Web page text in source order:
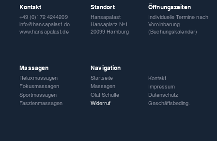
Kontakt
+49 (0)172 4244209
info@hansapalast.de
www.hansapalast.de
Standort
Hansapalast
Hansaplatz Nᵒ1
20099 Hamburg
Öffnungszeiten
Individuelle Termine nach
Vereinbarung.
(Buchungskalender)
Massagen
Relaxmassagen
Fokusmassagen
Sportmassagen
Faszienmassagen
Navigation
Startseite
Massagen
Olaf Schulte
Widerruf
Kontakt
Impressum
Datenschutz
Geschäftsbeding.